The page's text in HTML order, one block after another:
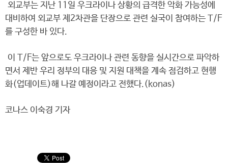
외교부는 지난 11일 우크라이나 상황의 급격한 악화 가능성에
대비하여 외교부 제2차관을 단장으로 관련 실국이 참여하는 T/F
를 구성한 바 있다.
이 T/F는 앞으로도 우크라이나 관련 동향을 실시간으로 파악하
면서 제반 우리 정부의 대응 및 지원 대책을 계속 점검하고 현행
화(업데이트)해 나갈 예정이라고 전했다.(konas)
코나스 이숙경 기자